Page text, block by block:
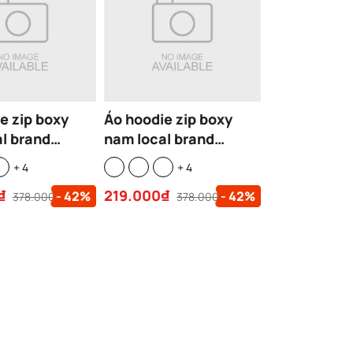
zip boxy
brand
nỉ
form
mũ siêu to
+ 4
378.000₫- 42%
Áo hoodie zip boxy
nam local brand
CLOUDZY TRƠN khoác
boxy zip nỉ bông nữ
unisex form rộng
+ 4
219.000₫ 378.000₫- 42%